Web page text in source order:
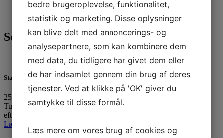
Tursejlads(27)
Ungdom(246)
Seneste 3 indlæg
Standernedhaling 2025
25. oktober 2025
Tusinde tak til alle, der havde trodset det utaknemmelige
efterårsvejr…
Læs mere »
bedre brugeroplevelse, funktionalitet,
statistik og marketing. Disse oplysninger
kan blive delt med annoncerings- og
analysepartnere, som kan kombinere dem
med data, du tidligere har givet dem eller
de har indsamlet gennem din brug af deres
tjenester. Ved at klikke på 'OK' giver du
samtykke til disse formål.
Læs mere om vores brug af cookies og